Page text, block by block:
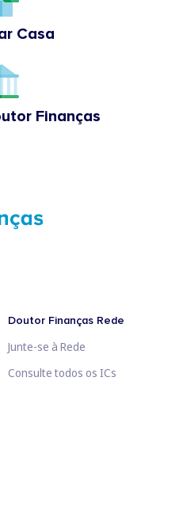
Casa
Finanças
Doutor Finanças Rede
Junte-se à Rede
Consulte todos os ICs